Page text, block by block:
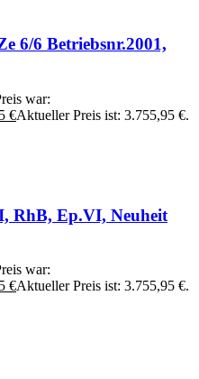
6/6 Betriebsnr.2001,
war:
€Aktueller Preis ist: 3.755,95 €.
RhB, Ep.VI, Neuheit
war:
€Aktueller Preis ist: 3.755,95 €.